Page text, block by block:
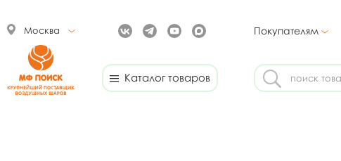
Москва Покупателям
Каталог товаров